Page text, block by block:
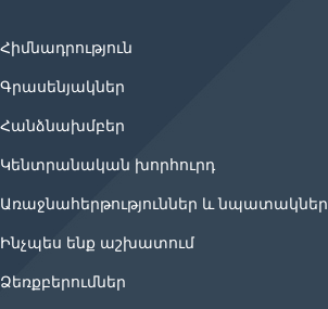
Հիմնադրություն
Գրասենյակներ
Հանձնախմբեր
Կենտրանական խորհուրդ
Առաջնահերթություններ և նպատակներ
Ինչպես ենք աշխատում
Ձեռքբերումներ